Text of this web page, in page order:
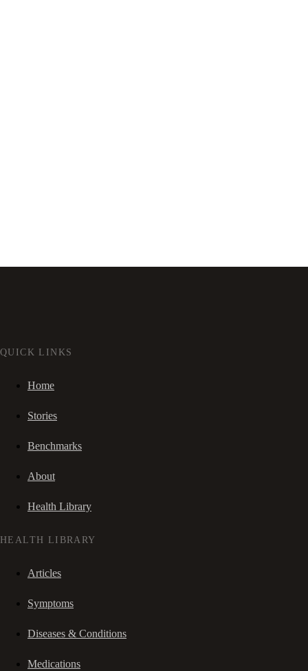
QUICK LINKS
Home
Stories
Benchmarks
About
Health Library
HEALTH LIBRARY
Articles
Symptoms
Diseases & Conditions
Medications